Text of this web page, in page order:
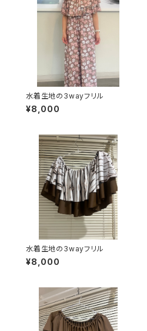
水着生地の3wayフリル
¥8,000
水着生地の3wayフリル
¥8,000